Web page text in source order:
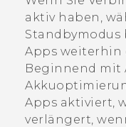
UNTERSTÜTZUNG
HTC-Geräte und
Anmelden
aktiv haben,
Apps weiterhin
Beginnend mit
Apps aktiviert,
verlängert,